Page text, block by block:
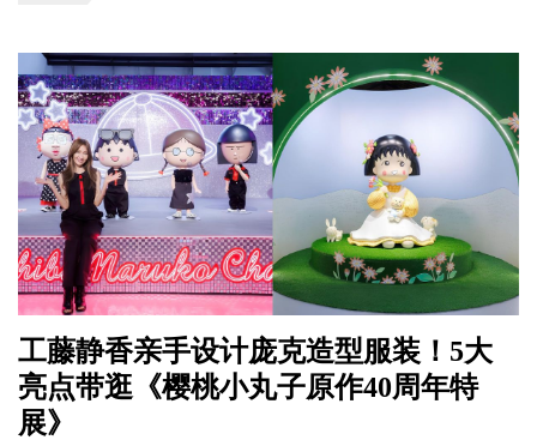
工藤静香亲手设计庞克造型服装！5大
亮点带逛《樱桃小丸子原作40周年特
展》